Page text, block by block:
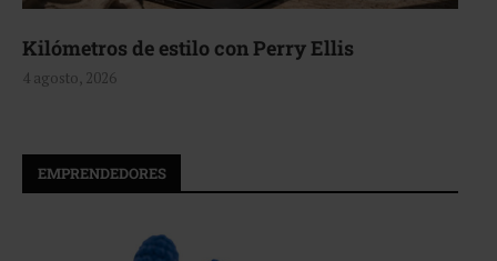
Kilómetros de estilo con Perry Ellis
4 agosto, 2026
EMPRENDEDORES